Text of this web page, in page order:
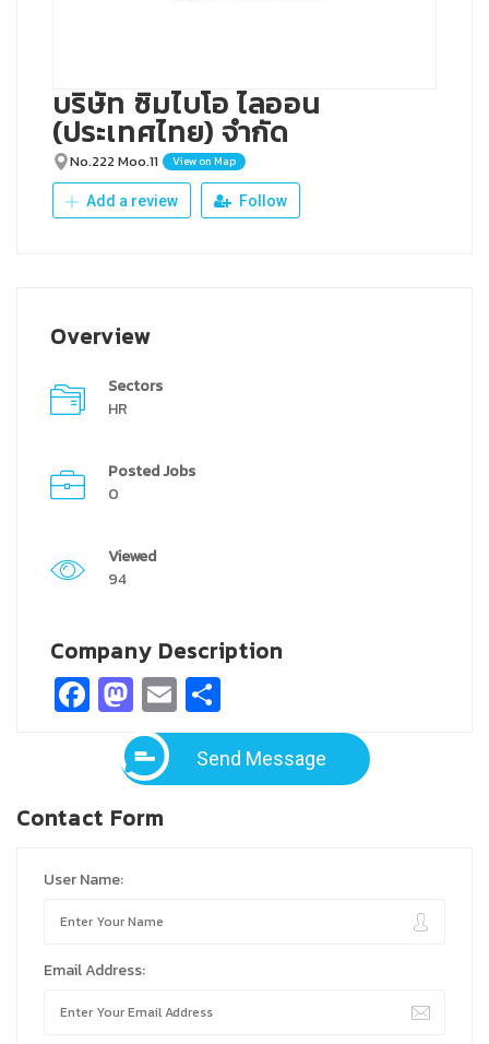
บริษัท ซิมไบโอ ไลออน
(ประเทศไทย) จำกัด
No.222 Moo.11 View on Map
Add a review Follow
Overview
Sectors
HR
Posted Jobs
0
Viewed
94
Company Description
Facebook
Mastodon
Email
Send Message
Contact Form
User Name:
Email Address: